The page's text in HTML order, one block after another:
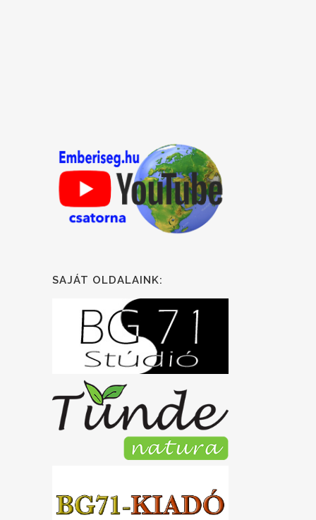
SAJÁT OLDALAINK: